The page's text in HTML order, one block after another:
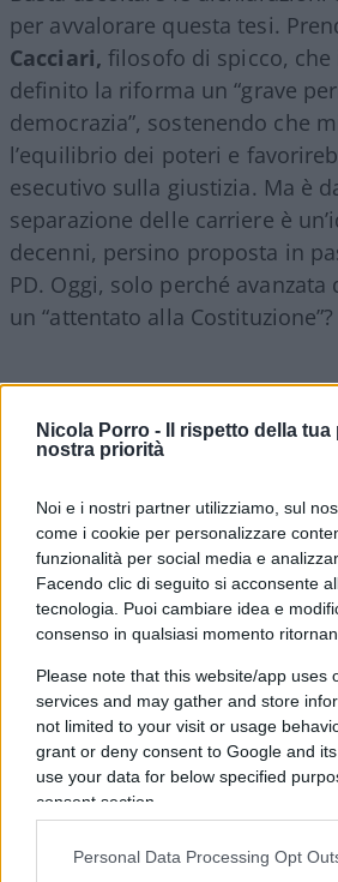
Nicola Porro -
Il rispetto della
nostra priorità
Noi e i nostri partner utilizziamo, sul
come i cookie per personalizzare
funzionalità per social media e
Facendo clic di seguito si acconsente
tecnologia. Puoi cambiare idea e
consenso in qualsiasi momento
Please note that this website/app uses
services and may gather and store
not limited to your visit or usage
grant or deny consent to Google and
use your data for below specified
consent section.
Personal Data Processing Opt
per avvalorare questa tesi.
Cacciari, filosofo di spicco, che
definito la riforma un “grave
democrazia”, sostenendo che
l’equilibrio dei poteri e
esecutivo sulla giustizia. Ma è
separazione delle carriere è
decenni, persino proposta in
PD. Oggi, solo perché
un “attentato alla Costituzione”?
Questa ipocrisia diventa
dell’Anpi, che ha lanciato un
colpire la divisione dei
politici corrotti. Come se
favorisse la corruzione,
l’imparzialità. Per non parlare
Nazionale Magistrati
. Ha più
governo di essere contrario alla
Costituzione, trasformando
una crociata anti-Meloni.
l’associazione dei Magistrati
come affidare la stalla ai lupi,